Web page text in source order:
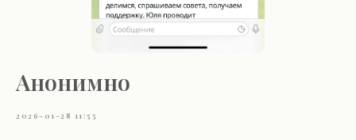
Анонимно
2026-01-28 11:55